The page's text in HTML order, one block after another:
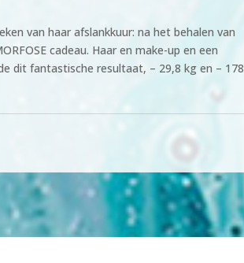
van haar afslankkuur: na het behalen van
cadeau. Haar en make-up en een
dit fantastische resultaat, – 29,8 kg en – 178